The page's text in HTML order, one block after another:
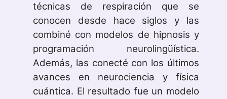
técnicas de respiración que se
conocen desde hace siglos y las
combiné con modelos de hipnosis y
programación neurolingüística.
Además, las conecté con los últimos
avances en neurociencia y física
cuántica. El resultado fue un modelo